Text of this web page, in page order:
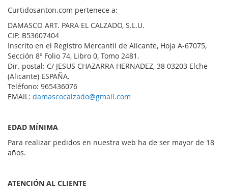
Curtidosanton.com pertenece a:
DAMASCO ART. PARA EL CALZADO, S.L.U.
CIF: B53607404
Inscrito en el Registro Mercantil de Alicante, Hoja A-67075,
Sección 8º Folio 74, Libro 0, Tomo 2481.
Dir. postal: C/ JESUS CHAZARRA HERNADEZ, 38 03203 Elche
(Alicante) ESPAÑA.
Teléfono: 965436076
EMAIL: damascocalzado@gmail.com
EDAD MÍNIMA
Para realizar pedidos en nuestra web ha de ser mayor de 18
años.
ATENCIÓN AL CLIENTE